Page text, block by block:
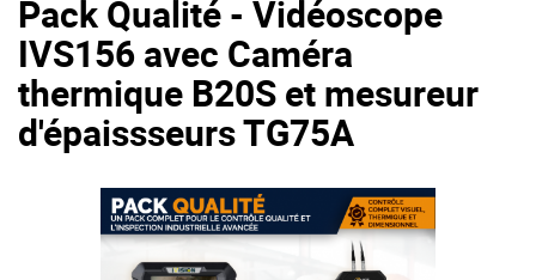
Pack Qualité - Vidéoscope
IVS156 avec Caméra
thermique B20S et mesureur
d'épaissseurs TG75A